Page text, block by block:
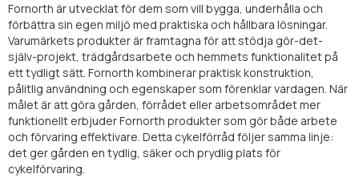
Fornorth är utvecklat för dem som vill bygga, underhålla och
förbättra sin egen miljö med praktiska och hållbara lösningar.
Varumärkets produkter är framtagna för att stödja gör-det-
själv-projekt, trädgårdsarbete och hemmets funktionalitet på
ett tydligt sätt. Fornorth kombinerar praktisk konstruktion,
pålitlig användning och egenskaper som förenklar vardagen. När
målet är att göra gården, förrådet eller arbetsområdet mer
funktionellt erbjuder Fornorth produkter som gör både arbete
och förvaring effektivare. Detta cykelförråd följer samma linje:
det ger gården en tydlig, säker och prydlig plats för
cykelförvaring.